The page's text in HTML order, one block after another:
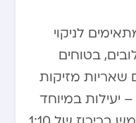
לניקוי
בטוחים
שאריות מזיקות
יעילות במיוחד